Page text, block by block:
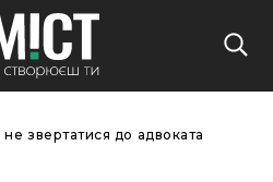
звертатися до адвоката